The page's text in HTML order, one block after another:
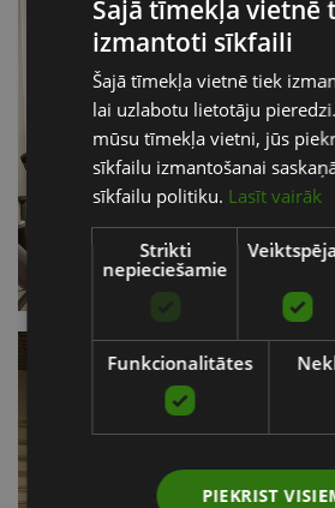
Šajā tīmekļa vietnē
izmantoti sīkfaili
Šajā tīmekļa vietnē tiek
lai uzlabotu lietotāju
mūsu tīmekļa vietni, jūs
sīkfailu izmantošanai
sīkfailu politiku. Lasīt vairāk
Strikti
nepieciešamie
Funkcionalitātes
PIEKRIST